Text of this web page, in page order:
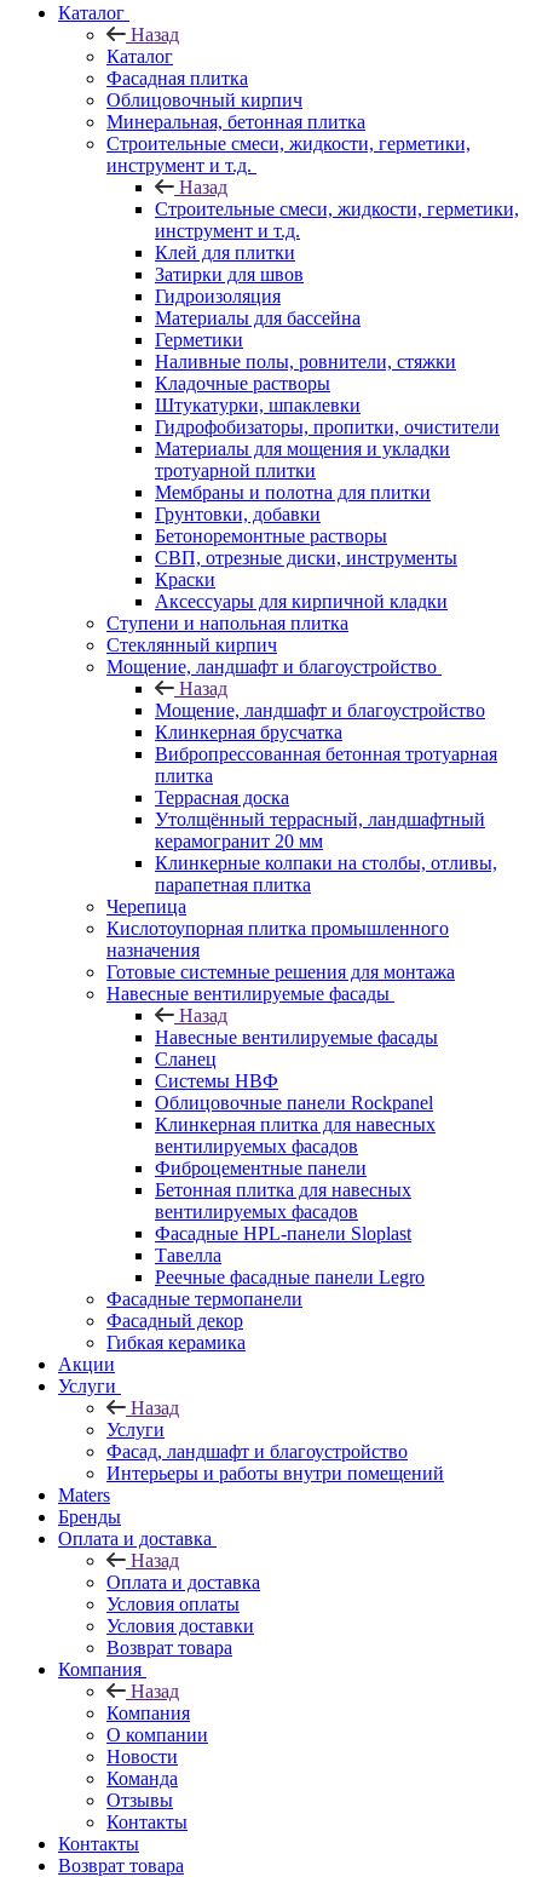
Каталог
Назад
Каталог
Фасадная плитка
Облицовочный кирпич
Минеральная, бетонная плитка
Строительные смеси, жидкости, герметики,
инструмент и т.д.
Назад
Строительные смеси, жидкости, герметики,
инструмент и т.д.
Клей для плитки
Затирки для швов
Гидроизоляция
Материалы для бассейна
Герметики
Наливные полы, ровнители, стяжки
Кладочные растворы
Штукатурки, шпаклевки
Гидрофобизаторы, пропитки, очистители
Материалы для мощения и укладки
тротуарной плитки
Мембраны и полотна для плитки
Грунтовки, добавки
Бетоноремонтные растворы
СВП, отрезные диски, инструменты
Краски
Аксессуары для кирпичной кладки
Ступени и напольная плитка
Cтеклянный кирпич
Мощение, ландшафт и благоустройство
Назад
Мощение, ландшафт и благоустройство
Клинкерная брусчатка
Вибропрессованная бетонная тротуарная
плитка
Террасная доска
Утолщённый террасный, ландшафтный
керамогранит 20 мм
Клинкерные колпаки на столбы, отливы,
парапетная плитка
Черепица
Кислотоупорная плитка промышленного
назначения
Готовые системные решения для монтажа
Навесные вентилируемые фасады
Назад
Навесные вентилируемые фасады
Сланец
Системы НВФ
Облицовочные панели Rockpanel
Клинкерная плитка для навесных
вентилируемых фасадов
Фиброцементные панели
Бетонная плитка для навесных
вентилируемых фасадов
Фасадные HPL-панели Sloplast
Тавелла
Реечные фасадные панели Legro
Фасадные термопанели
Фасадный декор
Гибкая керамика
Акции
Услуги
Назад
Услуги
Фасад, ландшафт и благоустройство
Интерьеры и работы внутри помещений
Maters
Бренды
Оплата и доставка
Назад
Оплата и доставка
Условия оплаты
Условия доставки
Возврат товара
Компания
Назад
Компания
О компании
Новости
Команда
Отзывы
Контакты
Контакты
Возврат товара